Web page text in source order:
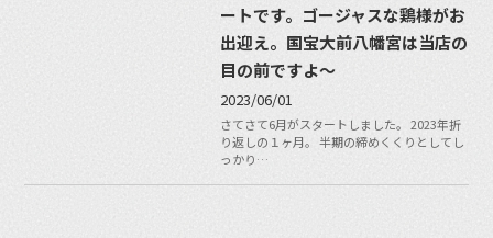
ートです。ゴージャスな鶏様がお
出迎え。国宝大前八幡宮は当店の
目の前ですよ〜
2023/06/01
さてさて6月がスタートしました。 2023年折
り返しの１ヶ月。 半期の締めくくりとしてし
っかり…